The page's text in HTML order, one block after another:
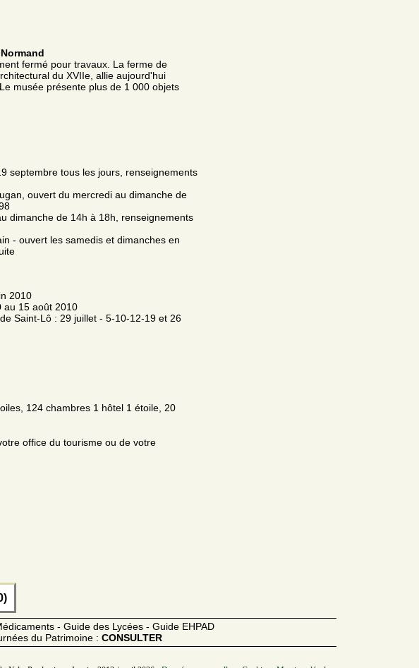
fermé pour travaux. La ferme de
du XVIIe, allie aujourd'hui
musée présente plus de 1 000 objets
septembre tous les jours, renseignements
ouvert du mercredi au dimanche de
dimanche de 14h à 18h, renseignements
- ouvert les samedis et dimanches en
2010
au 15 août 2010
Saint-Lô : 29 juillet - 5-10-12-19 et 26
124 chambres 1 hôtel 1 étoile, 20
office du tourisme ou de votre
- Guide des Lycées - Guide EHPAD
du Patrimoine : CONSULTER